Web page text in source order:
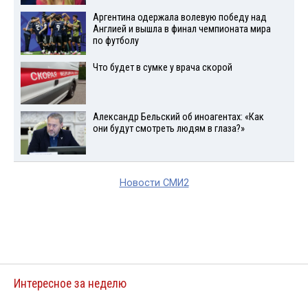
Аргентина одержала волевую победу над
Англией и вышла в финал чемпионата мира
по футболу
Что будет в сумке у врача скорой
Александр Бельский об иноагентах: «Как
они будут смотреть людям в глаза?»
Новости СМИ2
Интересное за неделю